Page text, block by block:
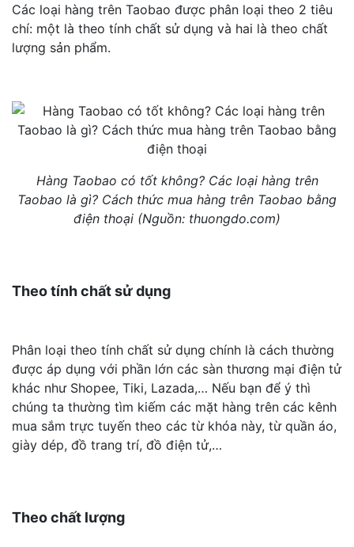
Các loại hàng trên Taobao được phân loại theo 2 tiêu
chí: một là theo tính chất sử dụng và hai là theo chất
lượng sản phẩm.
Hàng Taobao có tốt không? Các loại hàng trên
Taobao là gì? Cách thức mua hàng trên Taobao bằng
điện thoại (Nguồn: thuongdo.com)
Theo tính chất sử dụng
Phân loại theo tính chất sử dụng chính là cách thường
được áp dụng với phần lớn các sàn thương mại điện tử
khác như Shopee, Tiki, Lazada,… Nếu bạn để ý thì
chúng ta thường tìm kiếm các mặt hàng trên các kênh
mua sắm trực tuyến theo các từ khóa này, từ quần áo,
giày dép, đồ trang trí, đồ điện tử,…
Theo chất lượng